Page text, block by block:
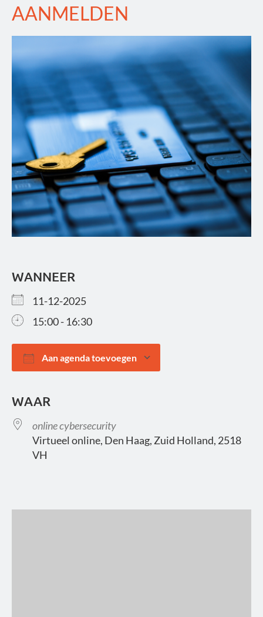
AANMELDEN
WANNEER
11-12-2025
15:00 - 16:30
Aan agenda toevoegen
WAAR
online cybersecurity
Virtueel online, Den Haag, Zuid Holland, 2518
VH